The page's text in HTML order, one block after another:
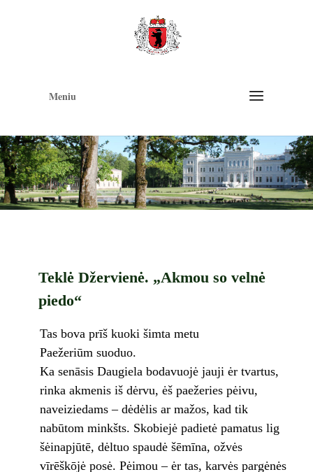
Meniu
Teklė Džervienė. „Akmou so velnė
piedo“
Tas bova prīš kuoki šimta metu
Paežeriūm suoduo.
Ka senāsis Daugiela bodavuojė jauji ėr tvartus,
rinka akmenis iš dėrvu, ėš paežeries pėivu,
naveiziedams – dėdėlis ar mažos, kad tik
nabūtom minkšts. Skobiejė padietė pamatus lig
šėinapjūtē, dėltuo spaudė šēmīna, ožvės
vīrēškōjė posė. Pėimou – ėr tas, karvės pargėnės